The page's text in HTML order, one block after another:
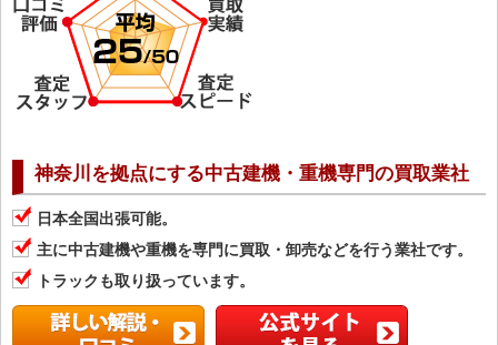
神奈川を拠点にする中古建機・重機専門の買取業社
日本全国出張可能。
主に中古建機や重機を専門に買取・卸売などを行う業社です。
トラックも取り扱っています。